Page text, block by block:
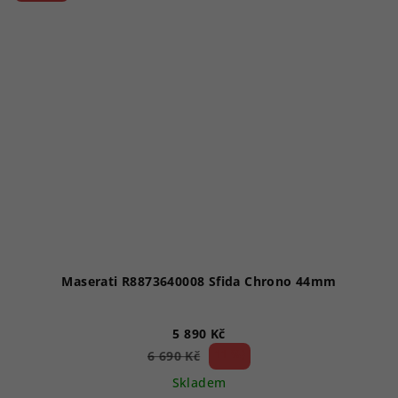
Maserati R8873640008 Sfida Chrono 44mm
5 890 Kč
6 690 Kč
Skladem